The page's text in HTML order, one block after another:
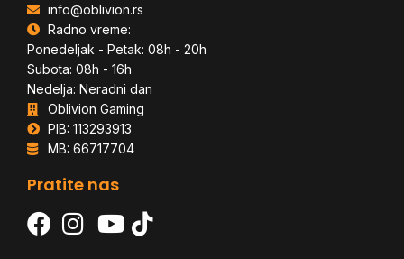
info@oblivion.rs
Radno vreme:
Ponedeljak - Petak: 08h - 20h
Subota: 08h - 16h
Nedelja: Neradni dan
Oblivion Gaming
PIB: 113293913
MB: 66717704
Pratite nas